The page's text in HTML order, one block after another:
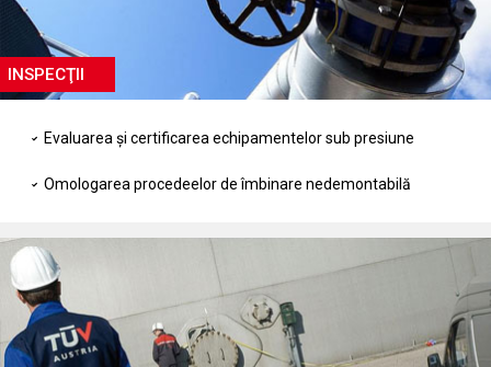
INSPECŢII
Evaluarea şi certificarea echipamentelor sub presiune
Omologarea procedeelor de îmbinare nedemontabilă